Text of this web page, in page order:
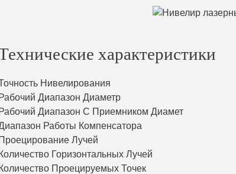
характеристики
Нивелирования
Рабочий Диапазон Диаметр
Рабочий Диапазон С Приемником Диамет
Работы Компенсатора
Проецирование Лучей
Количество Горизонтальных Лучей
Количество Проецируемых Точек